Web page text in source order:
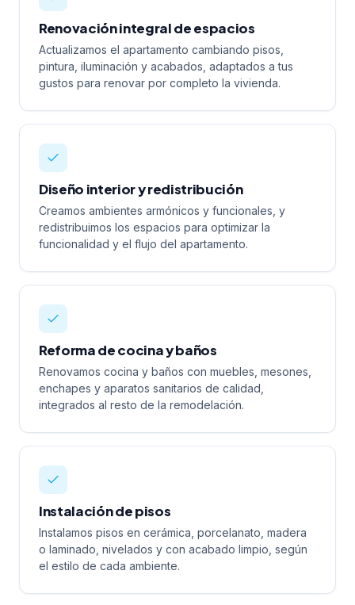
Renovación integral de espacios
Actualizamos el apartamento cambiando pisos,
pintura, iluminación y acabados, adaptados a tus
gustos para renovar por completo la vivienda.
Diseño interior y redistribución
Creamos ambientes armónicos y funcionales, y
redistribuimos los espacios para optimizar la
funcionalidad y el flujo del apartamento.
Reforma de cocina y baños
Renovamos cocina y baños con muebles, mesones,
enchapes y aparatos sanitarios de calidad,
integrados al resto de la remodelación.
Instalación de pisos
Instalamos pisos en cerámica, porcelanato, madera
o laminado, nivelados y con acabado limpio, según
el estilo de cada ambiente.